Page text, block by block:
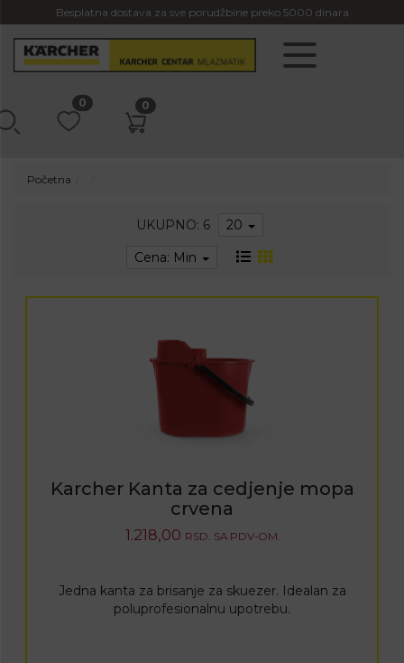
Besplatna dostava za sve porudžbine preko 5000 dinara
0 0
Početna
UKUPNO: 6
20
Cena: Min
Karcher Kanta za cedjenje mopa
crvena
1.218,00 RSD. SA PDV-OM.
Jedna kanta za brisanje za skuezer. Idealan za
poluprofesionalnu upotrebu.